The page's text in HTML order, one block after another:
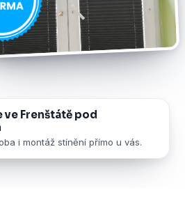
ve Frenštátě pod
i montáž stínění přímo u vás.